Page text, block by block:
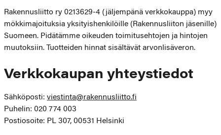
Rakennusliitto ry 0213629-4 (jäljempänä verkkokauppa) myy
mökkimajoituksia yksityishenkilöille (Rakennusliiton jäsenille)
Suomeen. Pidätämme oikeuden toimitusehtojen ja hintojen
muutoksiin. Tuotteiden hinnat sisältävät arvonlisäveron.
Verkkokaupan yhteystiedot
Sähköposti: viestinta@rakennusliitto.fi
Puhelin: 020 774 003
Postiosoite: PL 307, 00531 Helsinki